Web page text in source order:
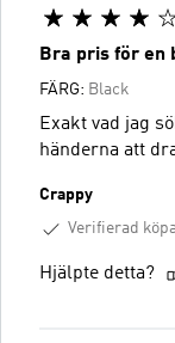
Bra pris för en
FÄRG: Black
Exakt vad jag
händerna att
Crappy
Verifierad
Hjälpte detta?